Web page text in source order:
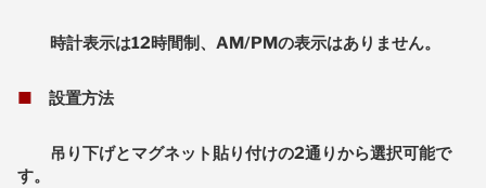
時計表示は12時間制、AM/PMの表示はありません。
■ 設置方法
吊り下げとマグネット貼り付けの2通りから選択可能で
す。